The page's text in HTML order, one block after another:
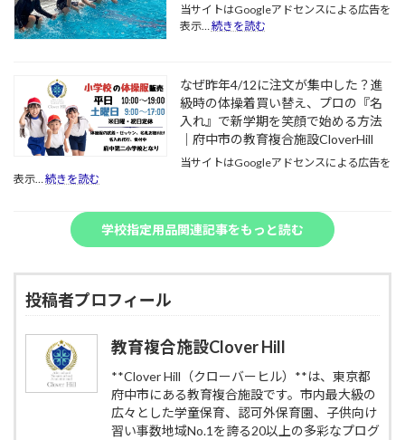
生
ま
活
動
内
容
と
ね
ま
と
プ
ー
始
ま
る
学
校
の
と
そ
景
中
第
校
の
水
泳
習
イ
帽
色・
ち
物・
注
意
当サイトはGoogleアドセンスによる広告を
表示…続きを読む:
府
中
市
の
小
学
ー
ル
開
情
なぜ昨年4/12に注文が集中した？進
級時の体操着買い替え、プロの『名
入れ』で新学期を笑顔で始める方法
｜府中市の教育複合施設CloverHill
当サイトはGoogleアドセンスによる広告を
表示…続きを読む
昨
に
文
が
学校指定用品関連記事をもっと読む
投稿者プロフィール
教育複合施設Clover Hill
**Clover Hill（クローバーヒル）**は、東京都
府中市にある教育複合施設です。市内最大級の
広々とした学童保育、認可外保育園、子供向け
習い事数地域No.1を誇る20以上の多彩なプログ